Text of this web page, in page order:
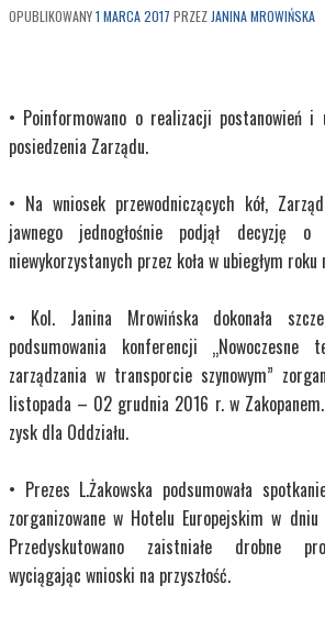
OPUBLIKOWANY1 MARCA 2017 PRZEZ JANINA MROWIŃSKA
• Poinformowano o realizacji postanowień i
posiedzenia Zarządu.
• Na wniosek przewodniczących kół,
jawnego jednogłośnie podjął decyzję o
niewykorzystanych przez koła w ubiegłym
• Kol. Janina Mrowińska dokonała
podsumowania konferencji
zarządzania w transporcie szynowym”
listopada – 02 grudnia 2016 r. w Zakopanem.
zysk dla Oddziału.
• Prezes L.Żakowska podsumowała
zorganizowane w Hotelu Europejskim w
Przedyskutowano zaistniałe drobne
wyciągając wnioski na przyszłość.